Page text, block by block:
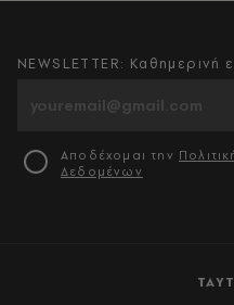
NEWSLETTER:
Αποδέχομαι την
Δεδομένων